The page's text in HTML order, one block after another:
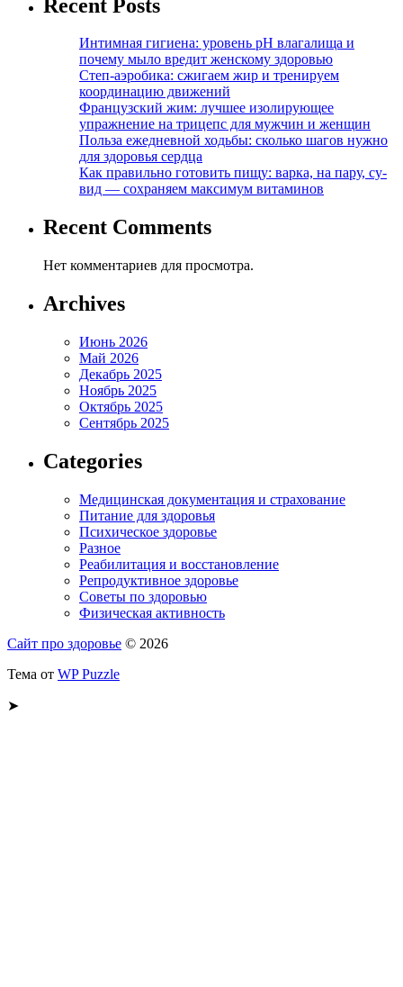
Recent Posts
Интимная гигиена: уровень pH влагалища и
почему мыло вредит женскому здоровью
Степ-аэробика: сжигаем жир и тренируем
координацию движений
Французский жим: лучшее изолирующее
упражнение на трицепс для мужчин и женщин
Польза ежедневной ходьбы: сколько шагов нужно
для здоровья сердца
Как правильно готовить пищу: варка, на пару, су-
вид — сохраняем максимум витаминов
Recent Comments
Нет комментариев для просмотра.
Archives
Июнь 2026
Май 2026
Декабрь 2025
Ноябрь 2025
Октябрь 2025
Сентябрь 2025
Categories
Медицинская документация и страхование
Питание для здоровья
Психическое здоровье
Разное
Реабилитация и восстановление
Репродуктивное здоровье
Советы по здоровью
Физическая активность
Сайт про здоровье © 2026
Тема от WP Puzzle
➤